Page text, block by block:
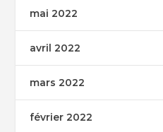
mai 2022
avril 2022
mars 2022
février 2022